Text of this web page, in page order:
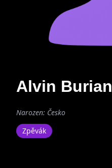
Alvin Burian
Narozen: Česko
Zpěvák